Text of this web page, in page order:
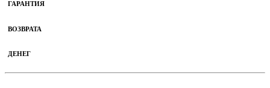
ГАРАНТИЯ
ВОЗВРАТА
ДЕНЕГ